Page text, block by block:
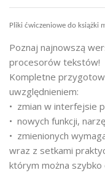
Pliki ćwiczeniowe do książki
Poznaj najnowszą
procesorów tekstów!
Kompletne
uwzględnieniem:
• zmian w interfejsie
• nowych funkcji,
• zmienionych
wraz z setkami
którym można szybko